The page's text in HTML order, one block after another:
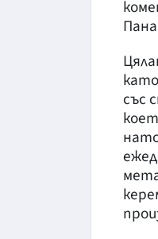
като
със